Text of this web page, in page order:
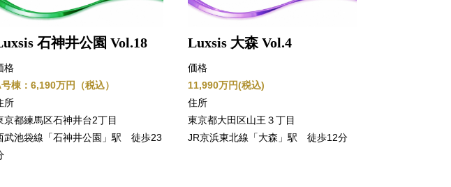
石神井公園 Vol.18
格
棟：6,190万円（税込）
所
京都練馬区石神井台2丁目
武池袋線「石神井公園」駅 徒歩23
Luxsis 大森 Vol.4
価格
11,990万円(税込)
住所
東京都大田区山王３丁目
JR京浜東北線「大森」駅 徒歩12分